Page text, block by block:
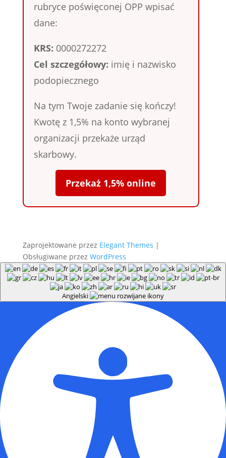
rubryce poświęconej OPP wpisać
dane:
KRS: 0000272272
Cel szczegółowy: imię i nazwisko
podopiecznego
Na tym Twoje zadanie się kończy!
Kwotę z 1,5% na konto wybranej
organizacji przekaże urząd
skarbowy.
Przekaż 1,5% online
Zaprojektowane przez Elegant Themes |
Obsługiwane przez WordPress
Angielski